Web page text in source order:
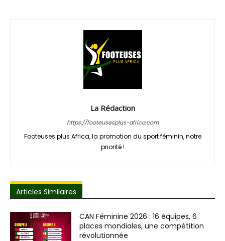
La Rédaction
https://footeusesplus-africa.com
Footeuses plus Africa, la promotion du sport féminin, notre
priorité !
Articles Similaires
CAN Féminine 2026 : 16 équipes, 6
places mondiales, une compétition
révolutionnée